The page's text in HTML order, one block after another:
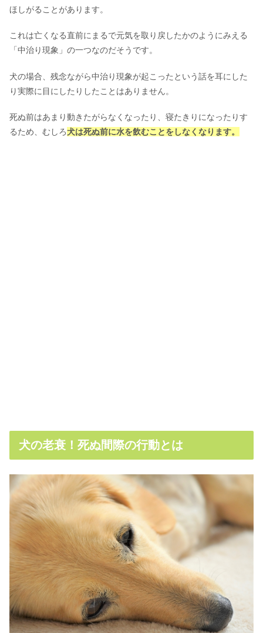
ほしがることがあります。
これは亡くなる直前にまるで元気を取り戻したかのようにみえる
「中治り現象」の一つなのだそうです。
犬の場合、残念ながら中治り現象が起こったという話を耳にした
り実際に目にしたりしたことはありません。
死ぬ前はあまり動きたがらなくなったり、寝たきりになったりす
るため、むしろ犬は死ぬ前に水を飲むことをしなくなります。
犬の老衰！死ぬ間際の行動とは